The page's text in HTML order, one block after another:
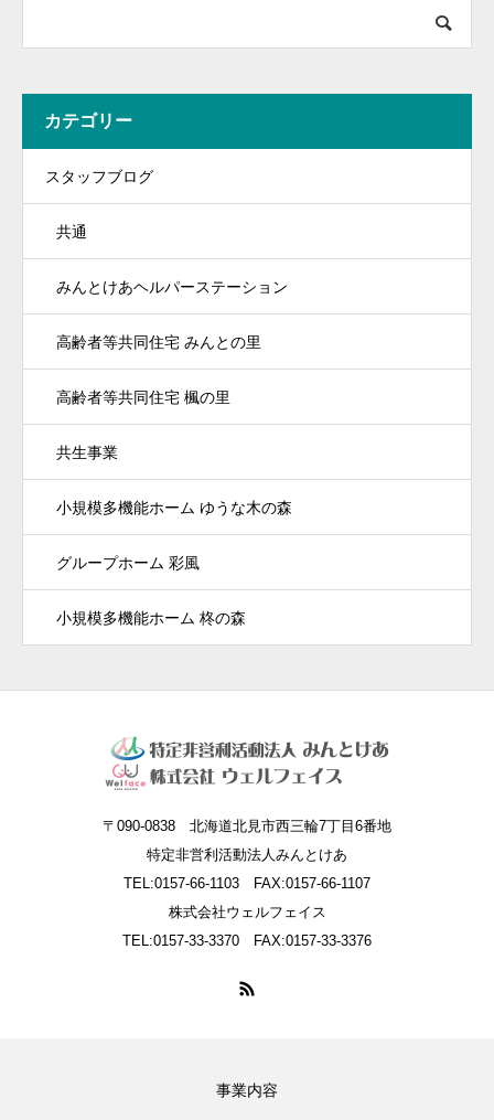
カテゴリー
スタッフブログ
共通
みんとけあヘルパーステーション
高齢者等共同住宅 みんとの里
高齢者等共同住宅 楓の里
共生事業
小規模多機能ホーム ゆうな木の森
グループホーム 彩風
小規模多機能ホーム 柊の森
〒090-0838 北海道北見市西三輪7丁目6番地
特定非営利活動法人みんとけあ
TEL:0157-66-1103 FAX:0157-66-1107
株式会社ウェルフェイス
TEL:0157-33-3370 FAX:0157-33-3376
事業内容